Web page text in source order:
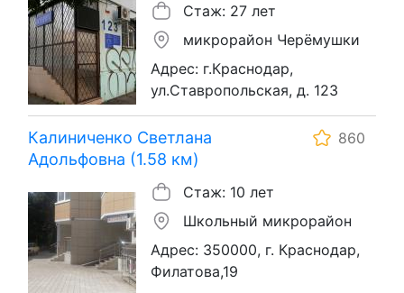
Стаж: 27 лет
микрорайон Черёмушки
Адрес: г.Краснодар,
ул.Ставропольская, д. 123
Калиниченко Светлана
Адольфовна (1.58 км)
860
Стаж: 10 лет
Школьный микрорайон
Адрес: 350000, г. Краснодар,
Филатова,19